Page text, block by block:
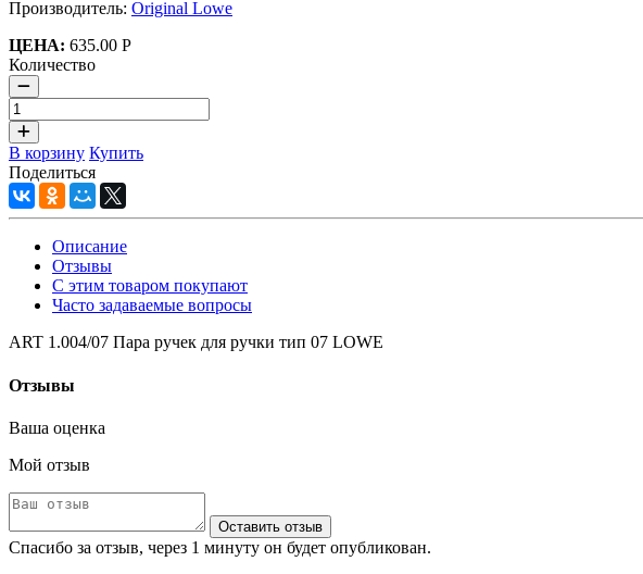
Производитель: Original Lowe
ЦЕНА: 635.00 Р
Количество
В корзину Купить
Поделиться
Описание
Отзывы
С этим товаром покупают
Часто задаваемые вопросы
ART 1.004/07 Пара ручек для ручки тип 07 LOWE
Отзывы
Ваша оценка
Мой отзыв
Оставить отзыв
Спасибо за отзыв, через 1 минуту он будет опубликован.